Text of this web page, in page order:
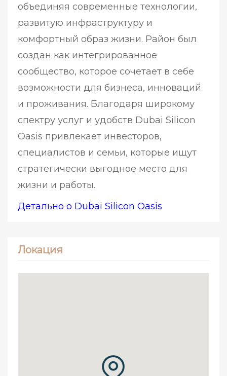
объединяя современные технологии,
развитую инфраструктуру и
комфортный образ жизни. Район был
создан как интегрированное
сообщество, которое сочетает в себе
возможности для бизнеса, инноваций
и проживания. Благодаря широкому
спектру услуг и удобств Dubai Silicon
Oasis привлекает инвесторов,
специалистов и семьи, которые ищут
стратегически выгодное место для
жизни и работы.
Детально о Dubai Silicon Oasis
Локация